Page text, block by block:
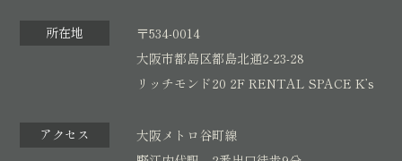
所在地
〒534-0014
大阪市都島区都島北通2-23-28
リッチモンド20 2F RENTAL SPACE K’s
アクセス
大阪メトロ谷町線